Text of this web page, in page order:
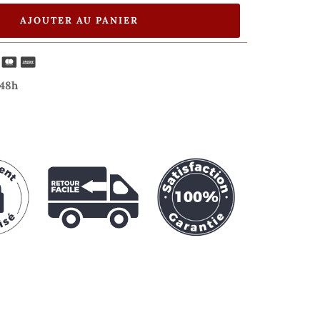
AJOUTER AU PANIER